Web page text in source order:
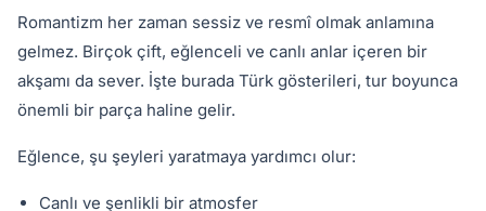
Romantizm her zaman sessiz ve resmî olmak anlamına
gelmez. Birçok çift, eğlenceli ve canlı anlar içeren bir
akşamı da sever. İşte burada Türk gösterileri, tur boyunca
önemli bir parça haline gelir.
Eğlence, şu şeyleri yaratmaya yardımcı olur:
Canlı ve şenlikli bir atmosfer